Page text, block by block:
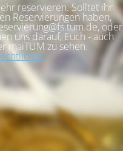
reservieren. Solltet ihr
Reservierungen haben,
oder
uns darauf, Euch - auch
maiTUM zu sehen.